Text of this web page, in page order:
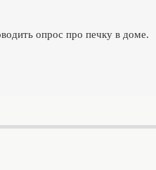
опрос про печку в доме.